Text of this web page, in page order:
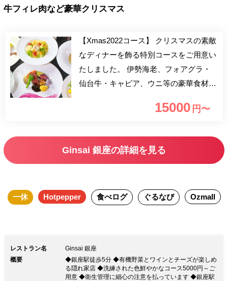
牛フィレ肉など豪華クリスマス
【Xmas2022コース】 クリスマスの素敵
なディナーを飾る特別コースをご用意い
たしました。 伊勢海老、フォアグラ・
仙台牛・キャビア、ウニ等の豪華食材を
ております。 皆様で素敵なディナータ
15000 円〜
Ginsai 銀座の詳細を見る
一休 Hotpepper 食べログ ぐるなび Ozmall
レストラン名
Ginsai 銀座
概要
◆銀座駅徒歩5分 ◆有機野菜とワインとチーズが楽しめ
る隠れ家店 ◆洗練された色鮮やかなコース5000円～ご
用意 ◆衛生管理に細心の注意を払っています ◆銀座駅